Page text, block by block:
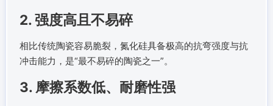
2. 强度高且不易碎
相比传统陶瓷容易脆裂，氮化硅具备极高的抗弯强度与抗
冲击能力，是“最不易碎的陶瓷之一”。
3. 摩擦系数低、耐磨性强